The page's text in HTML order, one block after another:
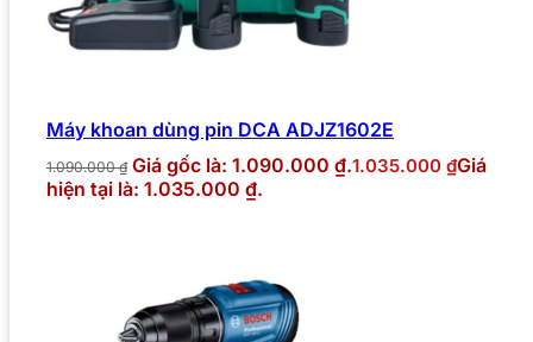
Máy khoan dùng pin DCA ADJZ1602E
1.090.000₫ Giá gốc là: 1.090.000 ₫.1.035.000 ₫Giá
hiện tại là: 1.035.000 ₫.